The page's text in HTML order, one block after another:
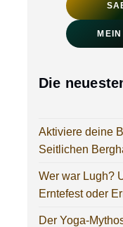
Die
Aktiviere deine
Seitlichen
Wer war Lugh?
Erntefest oder
Der Yoga-